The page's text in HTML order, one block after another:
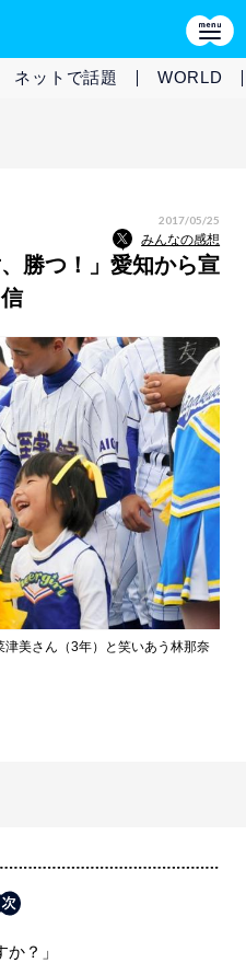
ネットで話題 WORLD
2017/05/25
みんなの感想
勝つ！」愛知から宣
美さん（3年）と笑いあう林那奈
か？」